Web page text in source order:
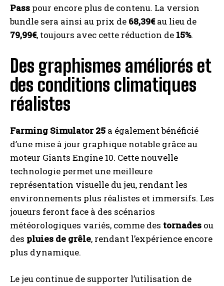
Pass pour encore plus de contenu. La version
bundle sera ainsi au prix de 68,39€au lieu de
79,99€, toujours avec cette réduction de 15%.
Des graphismes améliorés et
des conditions climatiques
réalistes
Farming Simulator 25 a également bénéficié
d’une mise à jour graphique notable grâce au
moteur Giants Engine 10. Cette nouvelle
technologie permet une meilleure
représentation visuelle du jeu, rendant les
environnements plus réalistes et immersifs. Les
joueurs feront face à des scénarios
météorologiques variés, comme des tornades ou
des pluies de grêle, rendant l’expérience encore
plus dynamique.
Le jeu continue de supporter l’utilisation de